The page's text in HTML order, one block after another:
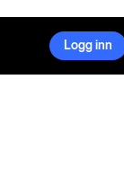
Logg inn